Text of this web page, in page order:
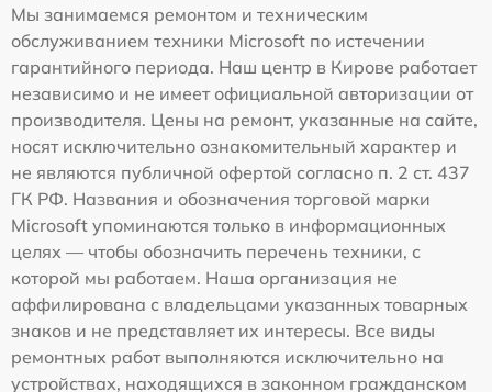
Мы занимаемся ремонтом и техническим
обслуживанием техники Microsoft по истечении
гарантийного периода. Наш центр в Кирове работает
независимо и не имеет официальной авторизации от
производителя. Цены на ремонт, указанные на сайте,
носят исключительно ознакомительный характер и
не являются публичной офертой согласно п. 2 ст. 437
ГК РФ. Названия и обозначения торговой марки
Microsoft упоминаются только в информационных
целях — чтобы обозначить перечень техники, с
которой мы работаем. Наша организация не
аффилирована с владельцами указанных товарных
знаков и не представляет их интересы. Все виды
ремонтных работ выполняются исключительно на
устройствах, находящихся в законном гражданском